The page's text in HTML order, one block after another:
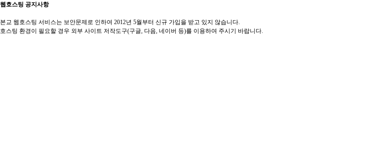
웹호스팅 공지사항
본교 웹호스팅 서비스는 보안문제로 인하여 2012년 5월부터 신규 가입을 받고 있지 않습니다.
호스팅 환경이 필요할 경우 외부 사이트 저작도구(구글, 다음, 네이버 등)를 이용하여 주시기 바랍니다.